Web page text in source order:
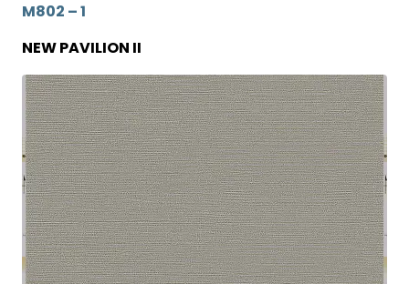
M802 – 1
NEW PAVILION II